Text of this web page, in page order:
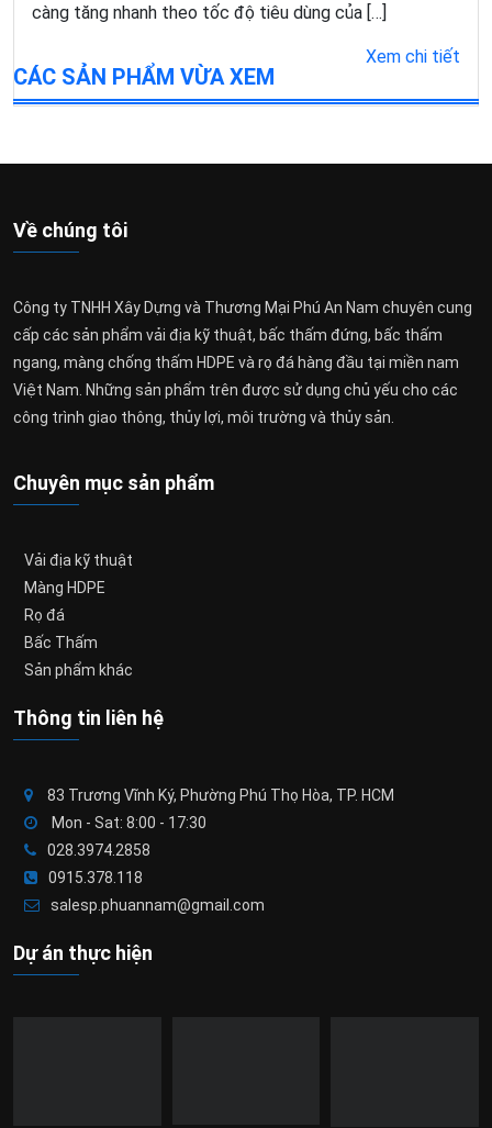
càng tăng nhanh theo tốc độ tiêu dùng của […]
Xem chi tiết
CÁC SẢN PHẨM VỪA XEM
Về chúng tôi
Công ty TNHH Xây Dựng và Thương Mại Phú An Nam chuyên cung
cấp các sản phẩm vải địa kỹ thuật, bấc thấm đứng, bấc thấm
ngang, màng chống thấm HDPE và rọ đá hàng đầu tại miền nam
Việt Nam. Những sản phẩm trên được sử dụng chủ yếu cho các
công trình giao thông, thủy lợi, môi trường và thủy sản.
Chuyên mục sản phẩm
Vải địa kỹ thuật
Màng HDPE
Rọ đá
Bấc Thấm
Sản phẩm khác
Thông tin liên hệ
83 Trương Vĩnh Ký, Phường Phú Thọ Hòa, TP. HCM
Mon - Sat: 8:00 - 17:30
028.3974.2858
0915.378.118
salesp.phuannam@gmail.com
Dự án thực hiện